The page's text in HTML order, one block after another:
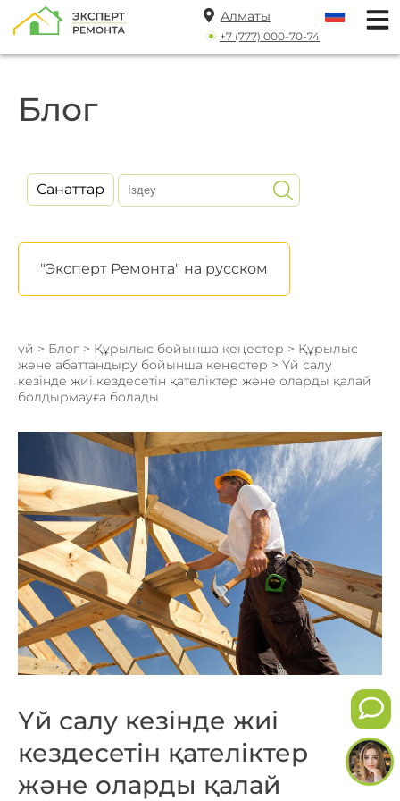
Алматы
+7 (777) 000-70-74
Блог
Санаттар
"Эксперт Ремонта" на русском
үй > Блог > Құрылыс бойынша кеңестер > Құрылыс
және абаттандыру бойынша кеңестер > Үй салу
кезінде жиі кездесетін қателіктер және оларды қалай
болдырмауға болады
Үй салу кезінде жиі
кездесетін қателіктер
және оларды қалай